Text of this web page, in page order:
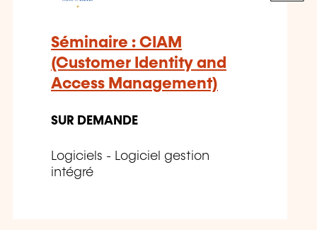
Séminaire : CIAM
(Customer Identity and
Access Management)
SUR DEMANDE
Logiciels - Logiciel gestion
intégré